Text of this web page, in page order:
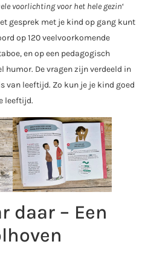
voorlichting voor het hele gezin‘
gesprek met je kind op gang kunt
op 120 veelvoorkomende
en op een pedagogisch
humor. De vragen zijn verdeeld in
van leeftijd. Zo kun je je kind goed
leeftijd.
daar – Een